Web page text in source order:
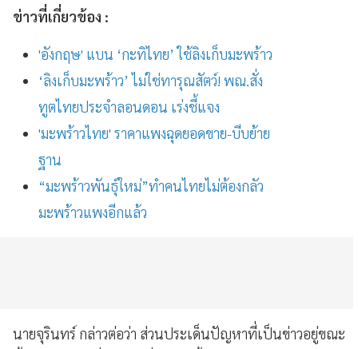
ข่าวที่เกี่ยวข้อง :
'อังกฤษ' แบน ‘กะทิไทย’ ใช้ลิงเก็บมะพร้าว
‘ลิงเก็บมะพร้าว’ ไม่ใช่ทารุณสัตว์! พณ.สั่ง
ทูตไทยประจำลอนดอน เร่งชี้แจง
'มะพร้าวไทย' ราคาแพงฉุดยอดขาย-บีบย้าย
ฐาน
“มะพร้าวพันธุ์ใหม่”ทำคนไทยไม่ต้องกลัว
มะพร้าวแพงอีกแล้ว
นายจุรินทร์ กล่าวต่อว่า ส่วนประเด็นปัญหาที่เป็นข่าวอยู่ขณะ